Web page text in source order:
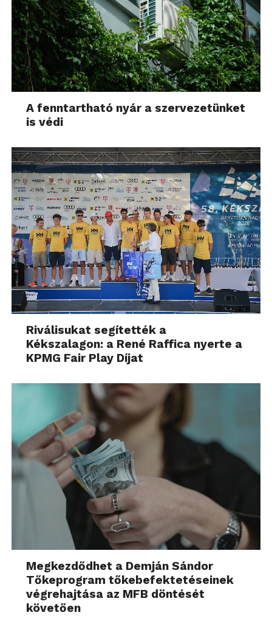
A fenntartható nyár a szervezetünket
is védi
Riválisukat segítették a
Kékszalagon: a René Raffica nyerte a
KPMG Fair Play Díjat
Megkezdődhet a Demján Sándor
Tőkeprogram tőkebefektetéseinek
végrehajtása az MFB döntését
követően